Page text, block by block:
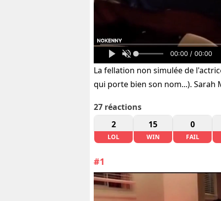
00:00 / 00:00
La fellation non simulée de
qui porte bien son nom...). Sarah
27 réactions
2
LOL
15
WIN
0
FAIL
#1